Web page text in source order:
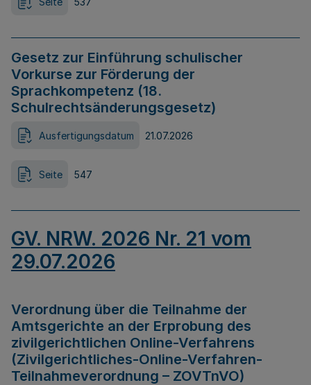
Gesetz zur Einführung schulischer
Vorkurse zur Förderung der
Sprachkompetenz (18.
Schulrechtsänderungsgesetz)
Ausfertigungsdatum 21.07.2026
Seite 547
GV. NRW. 2026 Nr. 21 vom
29.07.2026
Verordnung über die Teilnahme der
Amtsgerichte an der Erprobung des
zivilgerichtlichen Online-Verfahrens
(Zivilgerichtliches-Online-Verfahren-
Teilnahmeverordnung – ZOVTnVO)